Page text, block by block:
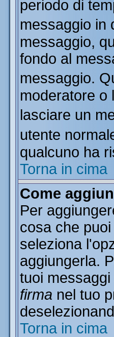
periodo di
messaggio in
messaggio,
fondo al
messaggio.
moderatore o
lasciare un
utente
qualcuno ha
Torna in cima
Come
Per
cosa che
seleziona
aggiungerla.
tuoi
firma nel tuo
Torna in cima